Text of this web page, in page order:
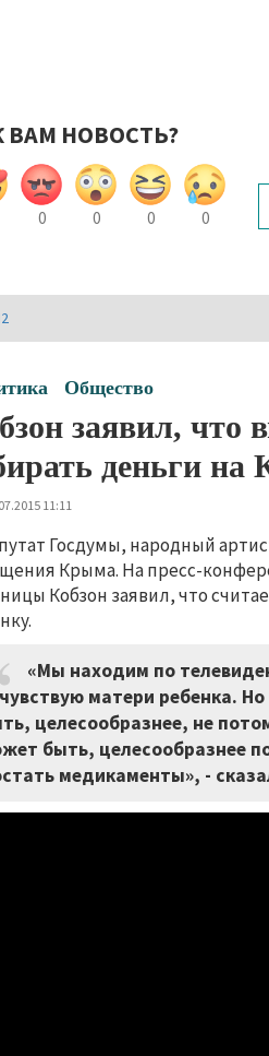
ВАМ НОВОСТЬ?
0 0 0 0
Общество
заявил, что
деньги
11:11
Госдумы, народный
Крыма. На пресс-
Кобзон заявил, что
«Мы находим по
матери ребенка.
целесообразнее, не
быть, целесообразнее
медикаменты», -